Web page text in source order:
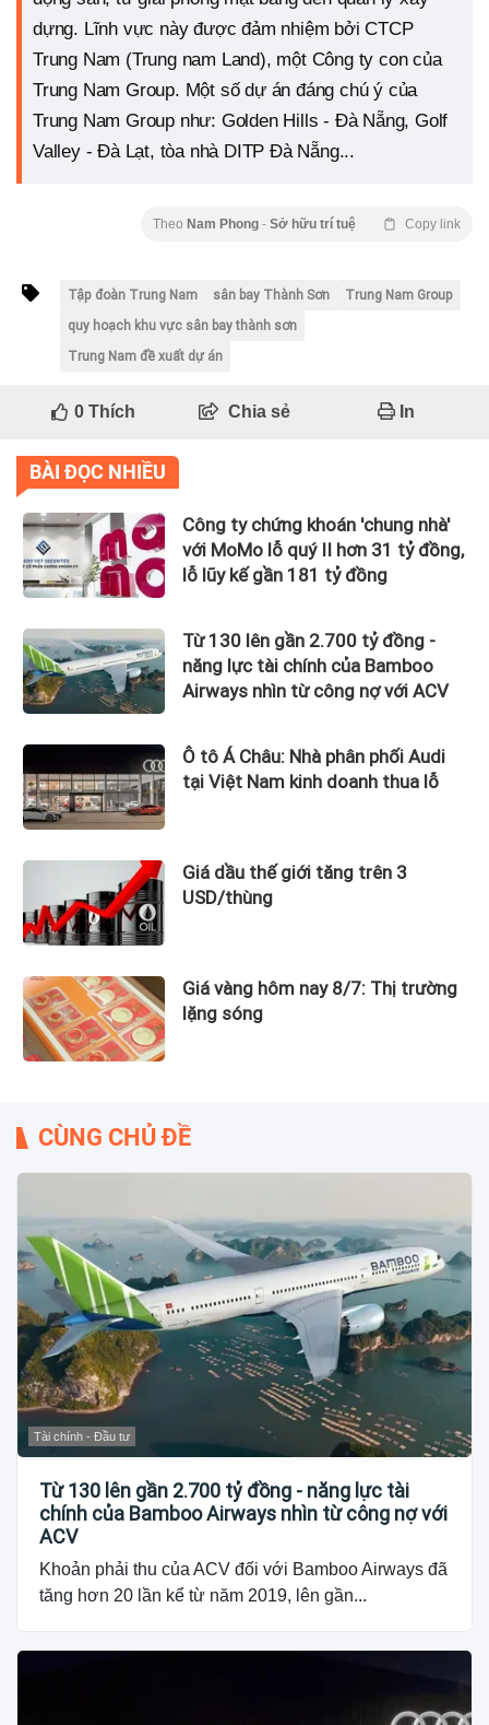
dựng. Lĩnh vực này được đảm nhiệm bởi CTCP
Trung Nam (Trung nam Land), một Công ty con của
Trung Nam Group. Một số dự án đáng chú ý của
Trung Nam Group như: Golden Hills - Đà Nẵng, Golf
Valley - Đà Lạt, tòa nhà DITP Đà Nẵng...
Theo Nam Phong - Sở hữu trí tuệ Copy link
Tập đoàn Trung Nam sân bay Thành Sơn
Trung Nam Group
quy hoạch khu vực sân bay thành sơn
Trung Nam đề xuất dự án
0Thích Chia sẻ In
BÀI ĐỌC NHIỀU
Công ty chứng khoán 'chung nhà'
với MoMo lỗ quý II hơn 31 tỷ đồng,
lỗ lũy kế gần 181 tỷ đồng
Từ 130 lên gần 2.700 tỷ đồng -
năng lực tài chính của Bamboo
Airways nhìn từ công nợ với ACV
Ô tô Á Châu: Nhà phân phối Audi
tại Việt Nam kinh doanh thua lỗ
Giá dầu thế giới tăng trên 3
USD/thùng
Giá vàng hôm nay 8/7: Thị trường
lặng sóng
CÙNG CHỦ ĐỀ
Tài chính - Đầu tư
Từ 130 lên gần 2.700 tỷ đồng - năng lực tài
chính của Bamboo Airways nhìn từ công nợ với
ACV
Khoản phải thu của ACV đối với Bamboo Airways đã
tăng hơn 20 lần kể từ năm 2019, lên gần...